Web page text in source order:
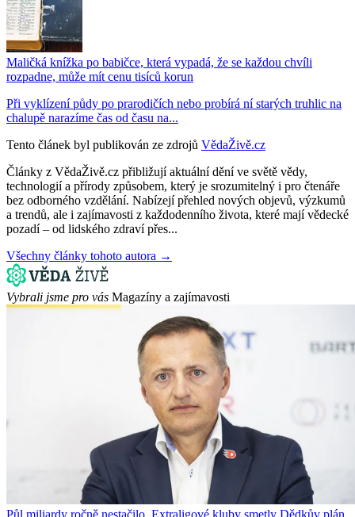
Maličká knížka po babičce, která vypadá, že se každou chvíli
rozpadne, může mít cenu tisíců korun
Při vyklízení půdy po prarodičích nebo probírá ní starých truhlic na
chalupě narazíme čas od času na...
Tento článek byl publikován ze zdrojů VědaŽivě.cz
Články z VědaŽivě.cz přibližují aktuální dění ve světě vědy,
technologií a přírody způsobem, který je srozumitelný i pro čtenáře
bez odborného vzdělání. Nabízejí přehled nových objevů, výzkumů
a trendů, ale i zajímavosti z každodenního života, které mají vědecké
pozadí – od lidského zdraví přes...
Všechny články tohoto autora →
Vybrali jsme pro vás Magazíny a zajímavosti